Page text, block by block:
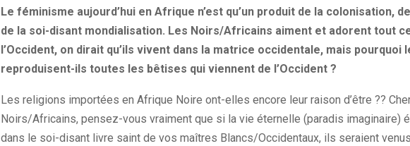
Le féminisme aujourd’hui en Afrique n’est qu’un produit de la colonisation,
de la soi-disant mondialisation. Les Noirs/Africains aiment et adorent tout
l’Occident, on dirait qu’ils vivent dans la matrice occidentale, mais
reproduisent-ils toutes les bêtises qui viennent de l’Occident ?
Les religions importées en Afrique Noire ont-elles encore leur raison d’être ??
Noirs/Africains, pensez-vous vraiment que si la vie éternelle (paradis imaginaire)
dans le soi-disant livre saint de vos maîtres Blancs/Occidentaux, ils seraient